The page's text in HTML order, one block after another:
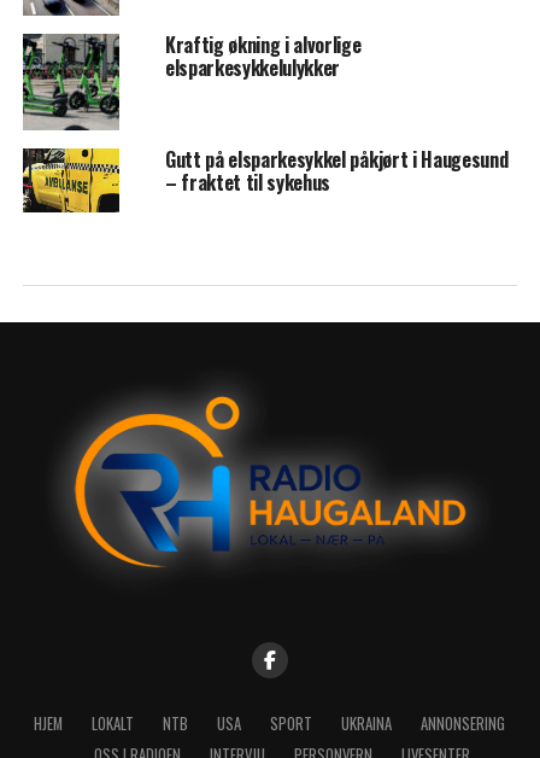
Kraftig økning i alvorlige
elsparkesykkelulykker
Gutt på elsparkesykkel påkjørt i Haugesund
– fraktet til sykehus
HJEM LOKALT NTB USA SPORT UKRAINA
ANNONSERING